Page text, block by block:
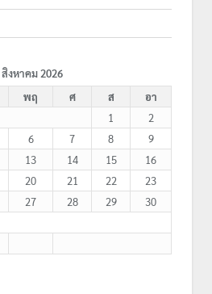
สิงหาคม 2026
พฤ ศ ส อา
1
2
6 7 8
9
13 14 15
16
20 21 22
23
27 28 29
30